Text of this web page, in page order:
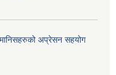
अप्रेसन सहयोग